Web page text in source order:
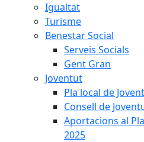
Igualtat
Turisme
Benestar Social
Serveis Socials
Gent Gran
Joventut
Pla local de
Consell de
Aportacions al
2025